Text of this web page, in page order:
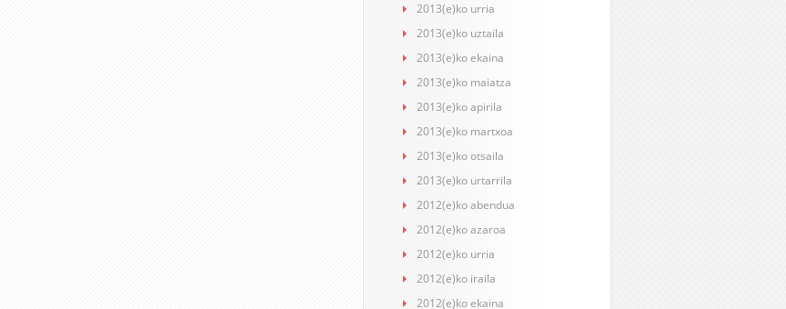
2013(e)ko urria
2013(e)ko uztaila
2013(e)ko ekaina
2013(e)ko maiatza
2013(e)ko apirila
2013(e)ko martxoa
2013(e)ko otsaila
2013(e)ko urtarrila
2012(e)ko abendua
2012(e)ko azaroa
2012(e)ko urria
2012(e)ko iraila
2012(e)ko ekaina